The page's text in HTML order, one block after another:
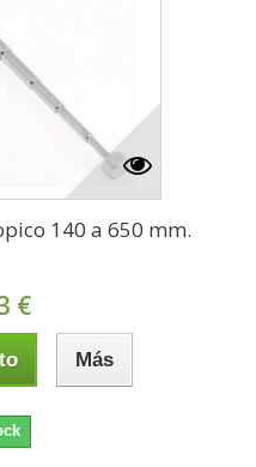
140 a 650 mm.
€
Más